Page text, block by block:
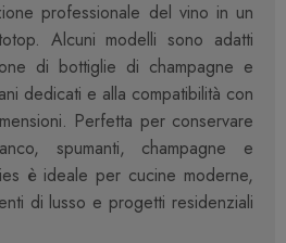
professionale del vino in un
Alcuni modelli sono adatti
di bottiglie di champagne e
dedicati e alla compatibilità con
Perfetta per conservare
spumanti, champagne e
è ideale per cucine moderne,
di lusso e progetti residenziali